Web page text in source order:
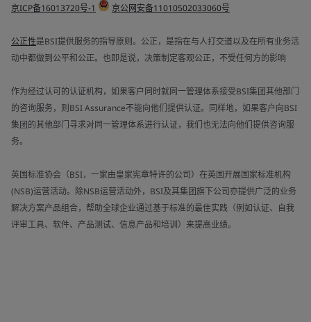
京ICP备16013720号-1 京公网安备11010502033060号
公正性是BSI提供服务的指导原则。公正，是指在与人打交道以及在所有业务活
动中都做到公平和公正。也即是说，决策制定客观公正，不受任何方的影响
作为经过认可的认证机构，如果客户同时就同一管理体系接受BSI集团其他部门
的咨询服务，则BSI Assurance不能向他们提供认证。同样地，如果客户向BSI
集团的其他部门寻求对同一管理体系进行认证，我们也无法向他们提供咨询服
务。
英国标准协会（BSI，一家由皇家宪章特许的公司）在英国开展国家标准机构
(NSB)运营活动。除NSB运营活动外，BSI及其集团旗下公司亦提供广泛的业务
解决方案产品组合，帮助全球企业通过基于标准的最佳实践（例如认证、自我
评审工具、软件、产品测试、信息产品和培训）来提高业绩。